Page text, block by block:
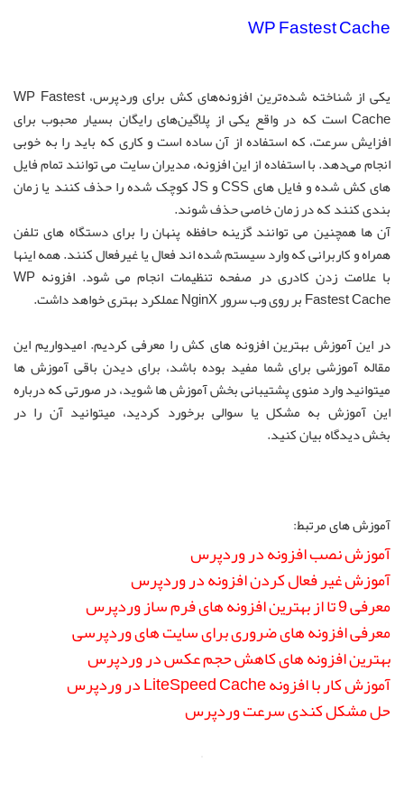
WP Fastest Cache
یکی از شناخته شده‌ترین افزونه‌های کش برای وردپرس، WP Fastest
Cache است که در واقع یکی از پلاگین‌های رایگان بسیار محبوب برای
افزایش سرعت، که استفاده از آن ساده است و کاری که باید را به خوبی
انجام می‌دهد. با استفاده از این افزونه، مدیران سایت می توانند تمام فایل
های کش شده و فایل های CSS و JS کوچک شده را حذف کنند یا زمان
بندی کنند که در زمان خاصی حذف شوند.
آن ها همچنین می توانند گزینه حافظه پنهان را برای دستگاه های تلفن
همراه و کاربرانی که وارد سیستم شده اند فعال یا غیرفعال کنند. همه اینها
با علامت زدن کادری در صفحه تنظیمات انجام می شود. افزونه WP
Fastest Cache بر روی وب سرور NginX عملکرد بهتری خواهد داشت.
در این آموزش بهترین افزونه های کش را معرفی کردیم. امیدواریم این
مقاله آموزشی برای شما مفید بوده باشد، برای دیدن باقی آموزش ها
میتوانید وارد منوی پشتیبانی بخش آموزش ها شوید، در صورتی که درباره
این آموزش به مشکل یا سوالی برخورد کردید، میتوانید آن را در
بخش دیدگاه بیان کنید.
آموزش های مرتبط:
آموزش نصب افزونه در وردپرس
آموزش غیر فعال کردن افزونه در وردپرس
معرفی 9 تا از بهترین افزونه های فرم ساز وردپرس
معرفی افزونه های ضروری برای سایت های وردپرسی
بهترین افزونه های کاهش حجم عکس در وردپرس
آموزش کار با افزونه LiteSpeed Cache در وردپرس
حل مشکل کندی سرعت وردپرس